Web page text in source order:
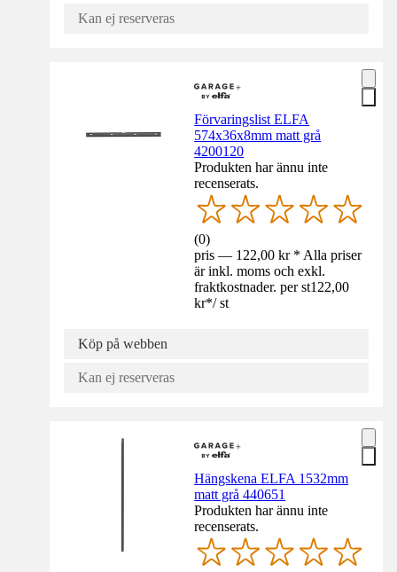
Kan ej reserveras
Förvaringslist ELFA
574x36x8mm matt grå
4200120
Produkten har ännu inte
recenserats.
(0)
pris — 122,00 kr * Alla priser
är inkl. moms och exkl.
fraktkostnader. per st122,00
kr*/ st
Köp på webben
Kan ej reserveras
Hängskena ELFA 1532mm
matt grå 440651
Produkten har ännu inte
recenserats.